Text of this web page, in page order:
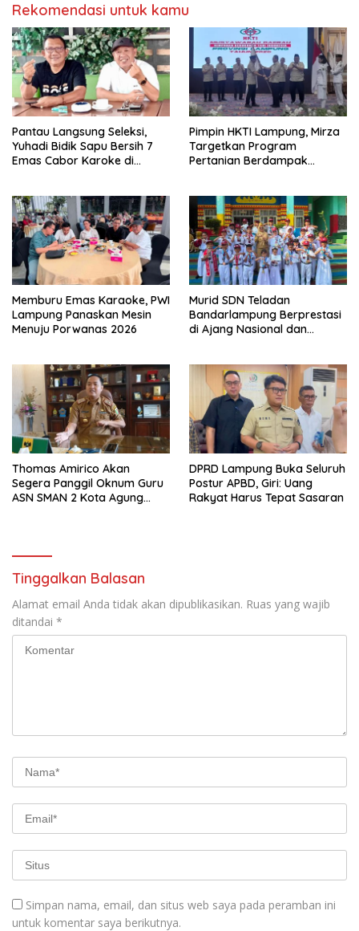
Rekomendasi untuk kamu
Pantau Langsung Seleksi,
Yuhadi Bidik Sapu Bersih 7
Emas Cabor Karoke di
Pimpin HKTI Lampung, Mirza
Targetkan Program
Pertanian Berdampak
Memburu Emas Karaoke, PWI
Lampung Panaskan Mesin
Menuju Porwanas 2026
Murid SDN Teladan
Bandarlampung Berprestasi
di Ajang Nasional dan
Thomas Amirico Akan
Segera Panggil Oknum Guru
ASN SMAN 2 Kota Agung
DPRD Lampung Buka Seluruh
Postur APBD, Giri: Uang
Rakyat Harus Tepat Sasaran
Tinggalkan Balasan
Alamat email Anda tidak akan dipublikasikan. Ruas yang wajib
ditandai *
Simpan nama, email, dan situs web saya pada peramban ini
untuk komentar saya berikutnya.